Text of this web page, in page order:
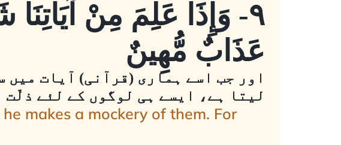
٩- وَإِذَا عَلِمَ مِنْ
عَذَابٌ مُّهِينٌ
اور جب اسے ہماری (قرآنی) آیات میں
لیتا ہے، ایسے ہی لوگوں کے لئے ذلّت
makes a mockery of them. For